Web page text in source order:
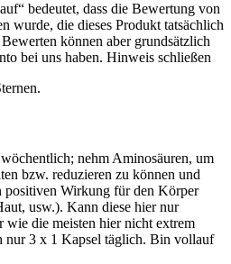
bedeutet, dass die Bewertung von
wurde, die dieses Produkt tatsächlich
können aber grundsätzlich
bei uns haben. Hinweis schließen
nehm Aminosäuren, um
bzw. reduzieren zu können und
positiven Wirkung für den Körper
usw.). Kann diese hier nur
wie die meisten hier nicht extrem
nur 3 x 1 Kapsel täglich. Bin vollauf